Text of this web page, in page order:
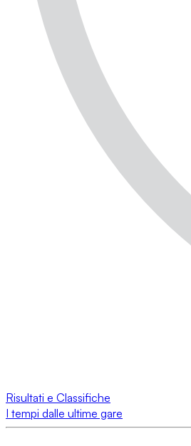
Risultati e Classifiche
I tempi dalle ultime gare